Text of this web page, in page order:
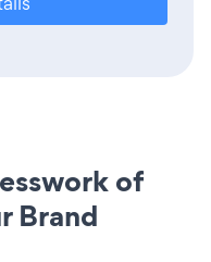
of
Brand